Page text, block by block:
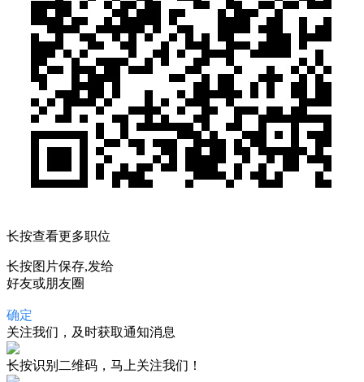
长按查看更多职位
长按图片保存,发给
好友或朋友圈
确定
关注我们，及时获取通知消息
长按识别二维码，马上关注我们！